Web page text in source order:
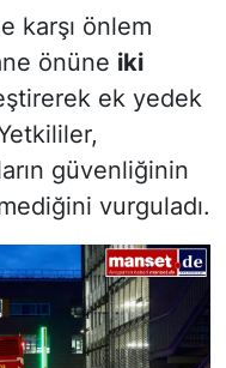
karşı önlem
önüne iki
ek yedek
güvenliğinin
vurguladı.